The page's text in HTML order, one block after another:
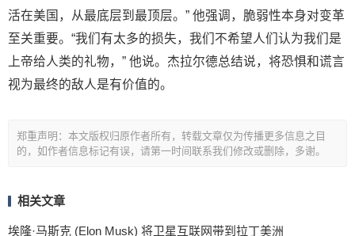
活在美国，从最底层到最顶层。” 他强调，脆弱性本身对变革
至关重要。“我们有太多的损失，我们不希望人们认为我们是
上帝给人类的礼物，” 他说。杰拉尔德总结说，将恐惧和谎言
视为最终的敌人是有价值的。
郑重声明：本文版权归原作者所有，转载文章仅为传播更多信息之目
的，如作者信息标记有误，请第一时间联系我们修改或删除，多谢。
相关文章
埃隆·马斯克 (Elon Musk) 将卫星互联网带到拉丁美洲